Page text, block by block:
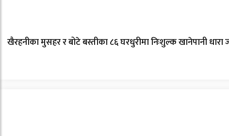
खैरहनीका मुसहर र बोटे बस्तीका ८६ घरधुरीमा निःशुल्क खानेपानी धारा